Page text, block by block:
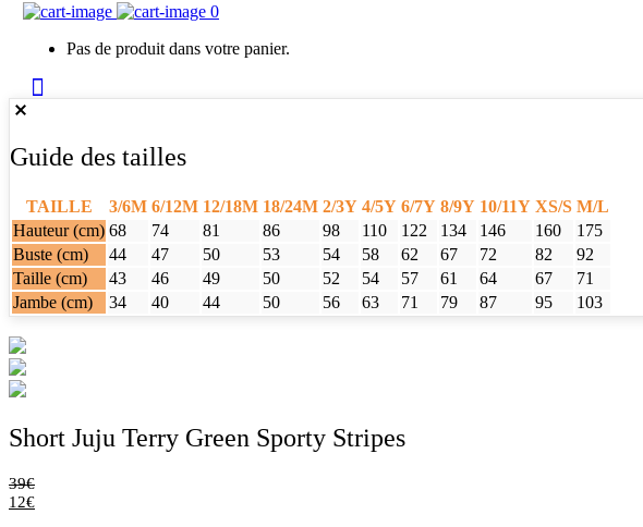
0
Pas de produit dans votre panier.
Guide des tailles
TAILLE 3/6M 6/12M 12/18M 18/24M 2/3Y 4/5Y 6/7Y 8/9Y 10/11Y XS/S M/L
Hauteur (cm) 68 74 81 86 98 110 122 134 146 160
175
Buste (cm)
44 47 50 53 54 58 62 67 72 82
92
Taille (cm)
43 46 49 50 52 54 57 61 64 67
71
Jambe (cm)
34 40 44 50 56 63 71 79 87 95 103
Short Juju Terry Green Sporty Stripes
39€
12€